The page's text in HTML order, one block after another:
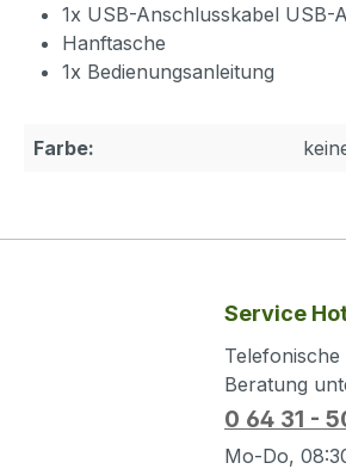
1x USB-Anschlusskabel USB-
Hanftasche
1x Bedienungsanleitung
Farbe:
Service
Beratung
0 64 31 -
Mo-Do,